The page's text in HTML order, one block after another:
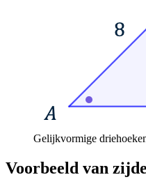
Gelijkvormige
Voorbeeld van